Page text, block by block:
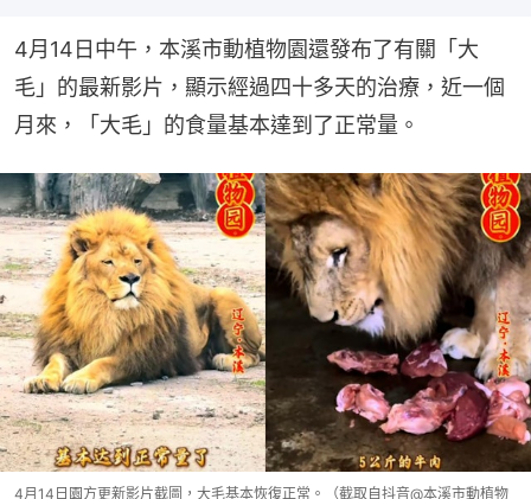
4月14日中午，本溪市動植物園還發布了有關「大
毛」的最新影片，顯示經過四十多天的治療，近一個
月來，「大毛」的食量基本達到了正常量。
4月14日園方更新影片截圖，大毛基本恢復正常。（截取自抖音@本溪市動植物